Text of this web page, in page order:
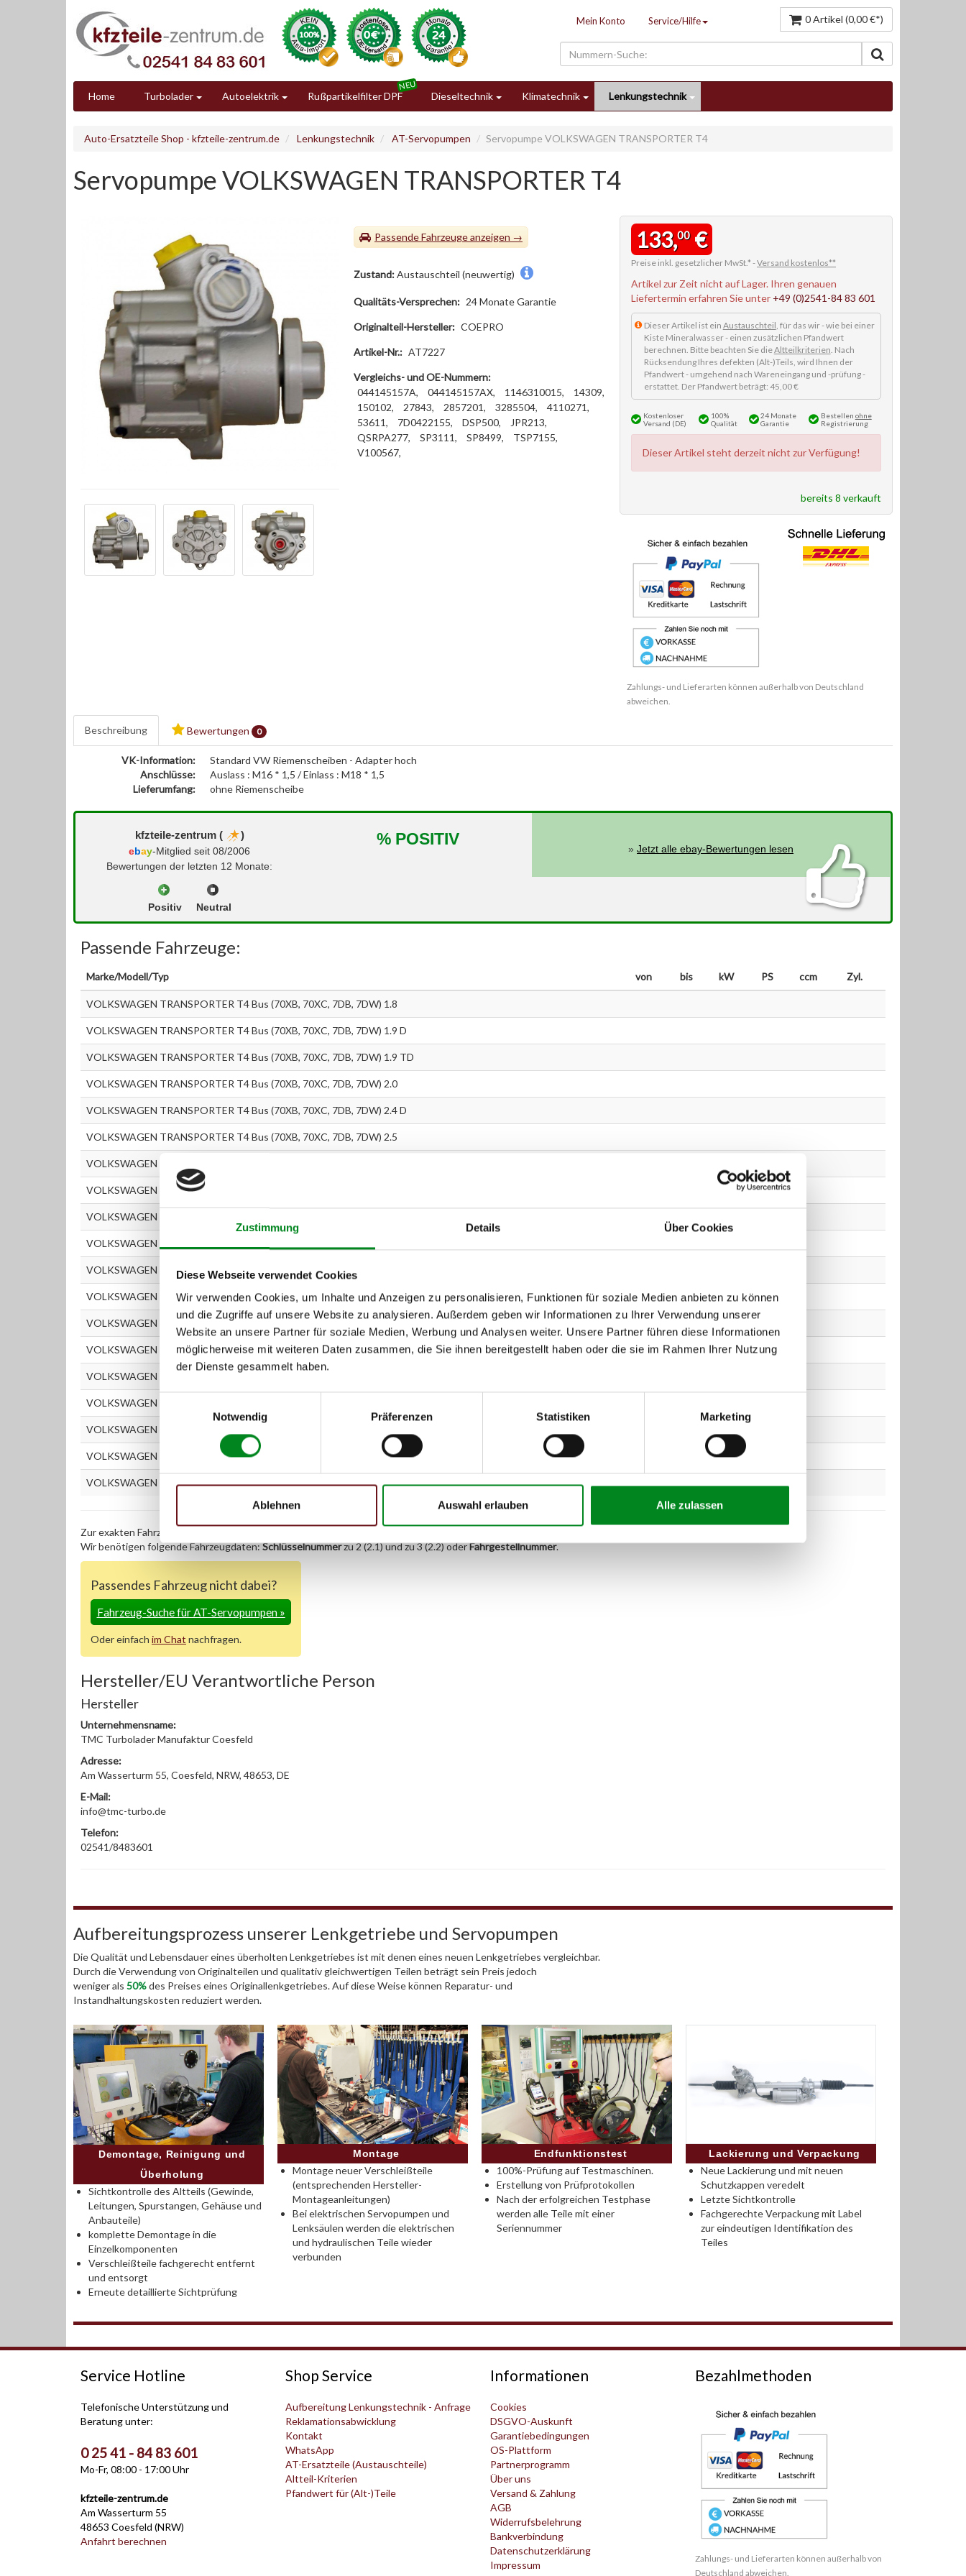
Zustimmung Details Über Cookies
Diese Webseite verwendet Cookies
Wir verwenden Cookies, um Inhalte und Anzeigen zu personalisieren, Funktionen für soziale Medien anbieten zu können
und die Zugriffe auf unsere Website zu analysieren. Außerdem geben wir Informationen zu Ihrer Verwendung unserer
Website an unsere Partner für soziale Medien, Werbung und Analysen weiter. Unsere Partner führen diese Informationen
möglicherweise mit weiteren Daten zusammen, die Sie ihnen bereitgestellt haben oder die sie im Rahmen Ihrer Nutzung
der Dienste gesammelt haben.
Notwendig
Präferenzen Statistiken Marketing
Ablehnen Auswahl erlauben Alle zulassen
Mein Konto Service/Hilfe 0 Artikel (0,00 €*)
Home Turbolader Autoelektrik Rußpartikelfilter DPF Dieseltechnik Klimatechnik Lenkungstechnik
Auto-Ersatzteile Shop - kfzteile-zentrum.de Lenkungstechnik AT-Servopumpen Servopumpe VOLKSWAGEN TRANSPORTER T4
Servopumpe VOLKSWAGEN TRANSPORTER T4
Passende Fahrzeuge
Zustand:Austauschteil (neuwertig)
Qualitäts-Versprechen: 24 Monate Garantie
Originalteil-Hersteller: COEPRO
Artikel-Nr.: AT7227
Vergleichs- und OE-Nummern:
044145157A,
044145157AX, 1146310015,
14309,
150102,
27843, 2857201, 3285504,
4110271,
53611,
7D0422155, DSP500,
JPR213,
QSRPA277,
SP3111, SP8499,
TSP7155,
V100567,
133,00€
Preise inkl. gesetzlicher MwSt.* -Versand kostenlos**
Artikel zur Zeit nicht auf Lager. Ihren genauen
Liefertermin erfahren Sie unter +49 (0)2541-84 83 601
Dieser Artikel ist ein Austauschteil, für das wir - wie bei einer
Kiste Mineralwasser - einen zusätzlichen Pfandwert
berechnen. Bitte beachten Sie dieAltteilkriterien. Nach
Rücksendung Ihres defekten (Alt-)Teils, wird Ihnen der
Pfandwert - umgehend nach Wareneingang und -prüfung -
erstattet. Der Pfandwert beträgt: 45,00 €
Kostenloser
Versand (DE)
100%
Qualität
24 Monate
Garantie
Bestellen ohne
Registrierung
Dieser Artikel steht derzeit nicht zur Verfügung!
bereits 8 verkauft
Zahlungs- und Lieferarten können außerhalb von Deutschland
abweichen.
Beschreibung Bewertungen 0
VK-Information:
Standard VW Riemenscheiben - Adapter hoch
Anschlüsse:
Auslass : M16 * 1,5 / Einlass : M18 * 1,5
Lieferumfang:
ohne Riemenscheibe
kfzteile-zentrum ( )
ebay-Mitglied seit 08/2006
Bewertungen der letzten 12 Monate:
Positiv Neutral
% POSITIV
»Jetzt alle ebay-Bewertungen lesen
Passende Fahrzeuge:
Marke/Modell/Typ von bis kW PS ccm Zyl.
VOLKSWAGEN TRANSPORTER T4 Bus (70XB, 70XC, 7DB, 7DW) 1.8
VOLKSWAGEN TRANSPORTER T4 Bus (70XB, 70XC, 7DB, 7DW) 1.9 D
VOLKSWAGEN TRANSPORTER T4 Bus (70XB, 70XC, 7DB, 7DW) 1.9 TD
VOLKSWAGEN TRANSPORTER T4 Bus (70XB, 70XC, 7DB, 7DW) 2.0
VOLKSWAGEN TRANSPORTER T4 Bus (70XB, 70XC, 7DB, 7DW) 2.4 D
VOLKSWAGEN TRANSPORTER T4 Bus (70XB, 70XC, 7DB, 7DW) 2.5
VOLKSWAGEN TRANSPORTER T4 Bus (70XB, 70XC, 7DB, 7DW) 2.5 TDI
VOLKSWAGEN TRANSPORTER T4 Kastenwagen (70XA) 1.9 D
VOLKSWAGEN TRANSPORTER T4 Kastenwagen (70XA) 1.9 TD
VOLKSWAGEN TRANSPORTER T4 Kastenwagen (70XA) 2.0
VOLKSWAGEN TRANSPORTER T4 Kastenwagen (70XA) 2.4 D
VOLKSWAGEN TRANSPORTER T4 Kastenwagen (70XA) 2.5
VOLKSWAGEN TRANSPORTER T4 Kastenwagen (70XA) 2.5 TDI
VOLKSWAGEN TRANSPORTER T4 Pritschenwagen (70XD) 1.9 D
VOLKSWAGEN TRANSPORTER T4 Pritschenwagen (70XD) 1.9 TD
VOLKSWAGEN TRANSPORTER T4 Pritschenwagen (70XD) 2.0
VOLKSWAGEN TRANSPORTER T4 Pritschenwagen (70XD) 2.4 D
VOLKSWAGEN TRANSPORTER T4 Pritschenwagen (70XD) 2.5
VOLKSWAGEN TRANSPORTER T4 Pritschenwagen (70XD) 2.5 TDI
Zur exakten Fahrzeug-Identifizierung können Sie auch unseren Support kontaktieren (
Wir benötigen folgende Fahrzeugdaten:Schlüsselnummerzu 2 (2.1) und zu 3 (2.2) oderFahrgestellnummer.
Passendes Fahrzeug nicht dabei?
Fahrzeug-Suche für AT-Servopumpen»
Oder einfach im Chat nachfragen.
Hersteller/EU Verantwortliche Person
Hersteller
Unternehmensname:
TMC Turbolader Manufaktur Coesfeld
Adresse:
Am Wasserturm 55, Coesfeld, NRW, 48653, DE
E-Mail:
info@tmc-turbo.de
Telefon:
02541/8483601
Aufbereitungsprozess unserer Lenkgetriebe und Servopumpen
Die Qualität und Lebensdauer eines überholten Lenkgetriebes ist mit denen eines neuen Lenkgetriebes vergleichbar.
Durch die Verwendung von Originalteilen und qualitativ gleichwertigen Teilen beträgt sein Preis jedoch
weniger als 50%des Preises eines Originallenkgetriebes. Auf diese Weise können Reparatur- und
Instandhaltungskosten reduziert werden.
Demontage, Reinigung und
Überholung
Sichtkontrolle des Altteils (Gewinde,
Leitungen, Spurstangen, Gehäuse und
Anbauteile)
komplette Demontage in die
Einzelkomponenten
Verschleißteile fachgerecht entfernt
und entsorgt
Erneute detaillierte Sichtprüfung
Montage
Montage neuer Verschleißteile
(entsprechenden Hersteller-
Montageanleitungen)
Bei elektrischen Servopumpen und
Lenksäulen werden die elektrischen
und hydraulischen Teile wieder
verbunden
Endfunktionstest
100%-Prüfung auf Testmaschinen.
Erstellung von Prüfprotokollen
Nach der erfolgreichen Testphase
werden alle Teile mit einer
Seriennummer
Lackierung und Verpackung
Neue Lackierung und mit neuen
Schutzkappen veredelt
Letzte Sichtkontrolle
Fachgerechte Verpackung mit Label
zur eindeutigen Identifikation des
Teiles
Service Hotline
Telefonische Unterstützung und
Beratung unter:
0 25 41 - 84 83 601
Mo-Fr, 08:00 - 17:00 Uhr
kfzteile-zentrum.de
Am Wasserturm 55
48653 Coesfeld (NRW)
Anfahrt berechnen
Shop Service
Aufbereitung Lenkungstechnik - Anfrage
Reklamationsabwicklung
Kontakt
WhatsApp
AT-Ersatzteile (Austauschteile)
Altteil-Kriterien
Pfandwert für (Alt-)Teile
Informationen
Cookies
DSGVO-Auskunft
Garantiebedingungen
OS-Plattform
Partnerprogramm
Über uns
Versand & Zahlung
AGB
Widerrufsbelehrung
Bankverbindung
Datenschutzerklärung
Impressum
Bezahlmethoden
Zahlungs- und Lieferarten können außerhalb von
Deutschland abweichen.